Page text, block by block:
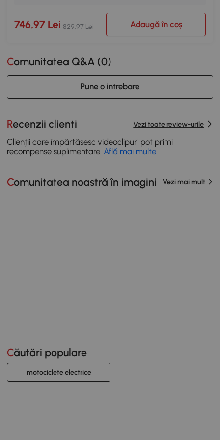
746,97 Lei 829,97 Lei Adaugă în coș
Comunitatea Q&A (0)
Pune o intrebare
Recenzii clienti Vezi toate review-urile
Clienții care împărtășesc videoclipuri pot primi
recompense suplimentare. Află mai multe.
Comunitatea noastră în imagini Vezi mai mult
Căutări populare
motociclete electrice